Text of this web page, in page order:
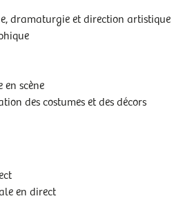
dramaturgie et direction artistique
en scène
des costumes et des décors
en direct